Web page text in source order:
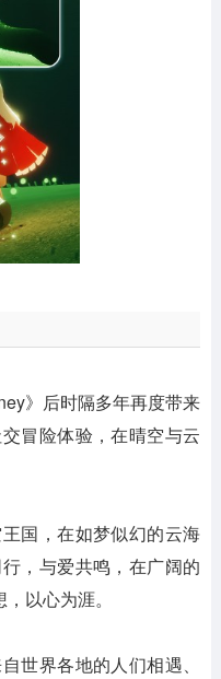
》后时隔多年再度带来
冒险体验，在晴空与云
国，在如梦似幻的云海
，与爱共鸣，在广阔的
以心为涯。
世界各地的人们相遇、